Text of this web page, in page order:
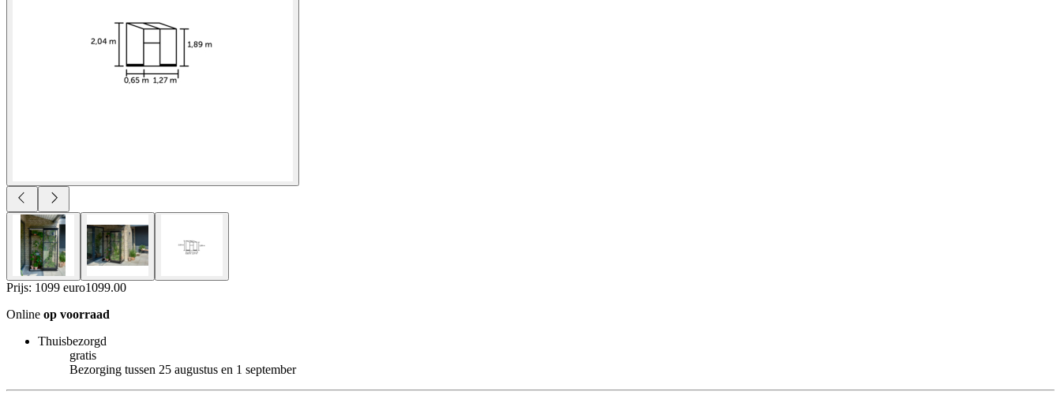
Prijs: 1099 euro1099.00
Online op voorraad
Thuisbezorgd
gratis
Bezorging tussen 25 augustus en 1 september